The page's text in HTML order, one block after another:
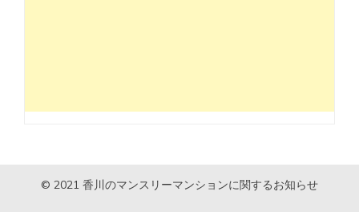
© 2021 香川のマンスリーマンションに関するお知らせ